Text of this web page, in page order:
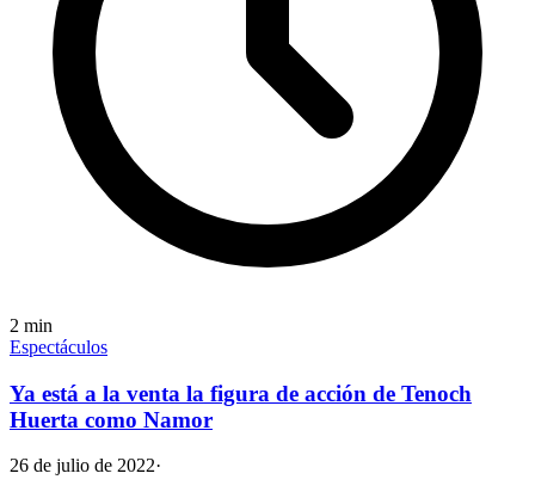
2 min
Espectáculos
Ya está a la venta la figura de acción de Tenoch
Huerta como Namor
26 de julio de 2022·